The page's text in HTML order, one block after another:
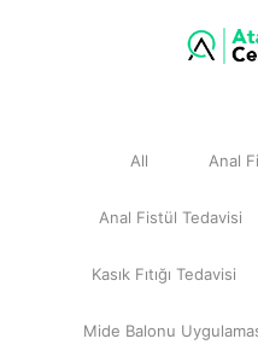
All Anal
Anal Fistül Tedavisi
Kasık Fıtığı Tedavisi
Mide Balonu